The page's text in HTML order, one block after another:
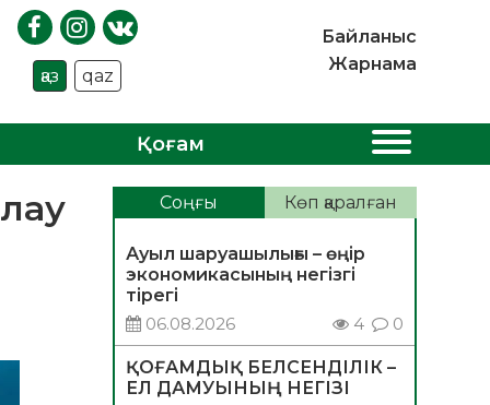
қаз qaz
Байланыс
Жарнама
Қоғам
Соңғы Көп қаралған
Ауыл шаруашылығы – өңір
экономикасының негізгі
тірегі
06.08.2026
4 0
ҚОҒАМДЫҚ БЕЛСЕНДІЛІК –
ЕЛ ДАМУЫНЫҢ НЕГІЗІ